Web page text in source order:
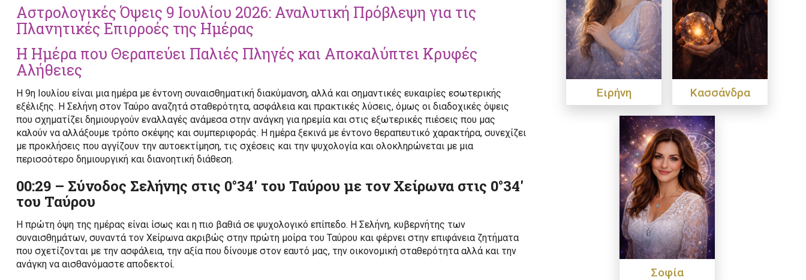
Αστρολογικές Όψεις 9 Ιουλίου 2026: Αναλυτική Πρόβλεψη για τις
Πλανητικές Επιρροές της Ημέρας
Η Ημέρα που Θεραπεύει Παλιές Πληγές και Αποκαλύπτει Κρυφές
Αλήθειες
Η 9η Ιουλίου είναι μια ημέρα με έντονη συναισθηματική διακύμανση, αλλά και σημαντικές ευκαιρίες εσωτερικής
εξέλιξης. Η Σελήνη στον Ταύρο αναζητά σταθερότητα, ασφάλεια και πρακτικές λύσεις, όμως οι διαδοχικές όψεις
που σχηματίζει δημιουργούν εναλλαγές ανάμεσα στην ανάγκη για ηρεμία και στις εξωτερικές πιέσεις που μας
καλούν να αλλάξουμε τρόπο σκέψης και συμπεριφοράς. Η ημέρα ξεκινά με έντονο θεραπευτικό χαρακτήρα, συνεχίζει
με προκλήσεις που αγγίζουν την αυτοεκτίμηση, τις σχέσεις και την ψυχολογία και ολοκληρώνεται με μια
περισσότερο δημιουργική και διανοητική διάθεση.
00:29 – Σύνοδος Σελήνης στις 0°34′ του Ταύρου με τον Χείρωνα στις 0°34′
του Ταύρου
Η πρώτη όψη της ημέρας είναι ίσως και η πιο βαθιά σε ψυχολογικό επίπεδο. Η Σελήνη, κυβερνήτης των
συναισθημάτων, συναντά τον Χείρωνα ακριβώς στην πρώτη μοίρα του Ταύρου και φέρνει στην επιφάνεια ζητήματα
που σχετίζονται με την ασφάλεια, την αξία που δίνουμε στον εαυτό μας, την οικονομική σταθερότητα αλλά και την
ανάγκη να αισθανόμαστε αποδεκτοί.
Ειρήνη Κασσάνδρα
Σοφία